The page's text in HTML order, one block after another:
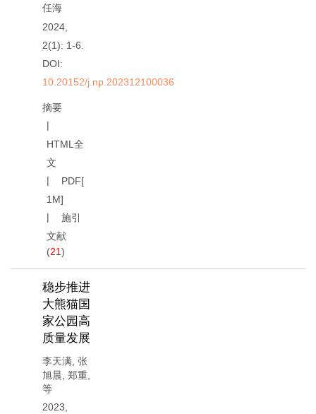
任海
2024,
2(1): 1-6.
DOI:
10.20152/j.np.202312100036
摘要
HTML全
文
PDF[
1M]
施引
文献
(21)
稳步推进
大熊猫国
家公园高
质量发展
李天满 张
旭晨 郑重
等
2023,